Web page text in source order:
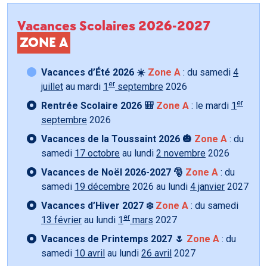
Vacances Scolaires 2026-2027
ZONE A
Vacances d’Été 2026 ☀️ Zone A : du samedi 4
juillet au mardi 1 er septembre 2026
Rentrée Scolaire 2026 🎒 Zone A : le mardi 1 er
septembre 2026
Vacances de la Toussaint 2026 🎃 Zone A : du
samedi 17 octobre au lundi 2 novembre 2026
Vacances de Noël 2026-2027 🎅 Zone A : du
samedi 19 décembre 2026 au lundi 4 janvier 2027
Vacances d’Hiver 2027 ❄️ Zone A : du samedi
13 février au lundi 1 er mars 2027
Vacances de Printemps 2027 🌷 Zone A : du
samedi 10 avril au lundi 26 avril 2027